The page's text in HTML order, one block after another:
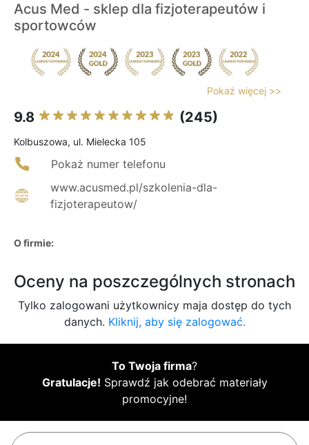
Acus Med - sklep dla fizjoterapeutów i
sportowców
Pokaż więcej >>
9.8 (245)
Kolbuszowa, ul. Mielecka 105
Pokaż numer telefonu
www.acusmed.pl/szkolenia-dla-
fizjoterapeutow/
O firmie:
Oceny na poszczególnych stronach
Tylko zalogowani użytkownicy maja dostęp do tych
danych. Kliknij, aby się zalogować.
To Twoja firma?
Gratulacje! Sprawdź jak odebrać materiały
promocyjne!